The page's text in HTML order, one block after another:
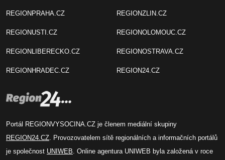
REGIONPRAHA.CZ
REGIONUSTI.CZ
REGIONLIBERECKO.CZ
REGIONHRADEC.CZ
REGIONZLIN.CZ
REGIONOLOMOUC.CZ
REGIONOSTRAVA.CZ
REGION24.CZ
Portál REGIONVYSOCINA.CZ je členem mediální skupiny
REGION24.CZ . Provozovatelem sítě regionálních a informačních portálů
je společnost UNIWEB . Online agentura UNIWEB byla založená v roce